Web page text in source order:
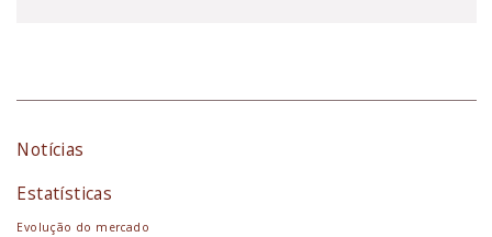
Notícias
Estatísticas
Evolução do mercado